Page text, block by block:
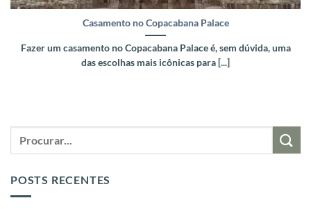
Casamento no Copacabana Palace
Fazer um casamento no Copacabana Palace é, sem dúvida, uma
das escolhas mais icônicas para [...]
POSTS RECENTES